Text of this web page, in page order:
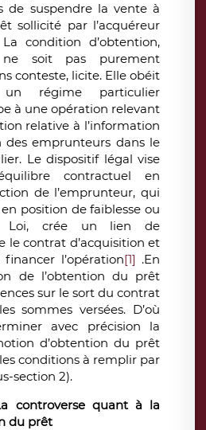
de suspendre la vente à
sollicité par l’acquéreur
condition d’obtention,
ne soit pas purement
conteste, licite. Elle obéit
régime particulier
à une opération relevant
relative à l’information
emprunteurs dans le
Le dispositif légal vise
contractuel en
de l’emprunteur, qui
position de faiblesse ou
Loi, crée un lien de
le contrat d’acquisition et
l’opération[1] .En
de l’obtention du prêt
sur le sort du contrat
sommes versées. D’où
avec précision la
d’obtention du prêt
conditions à remplir par
section 2).
controverse quant à la
du prêt